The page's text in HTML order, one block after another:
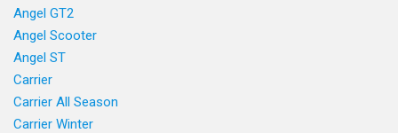
Angel GT2
Angel Scooter
Angel ST
Carrier
Carrier All Season
Carrier Winter